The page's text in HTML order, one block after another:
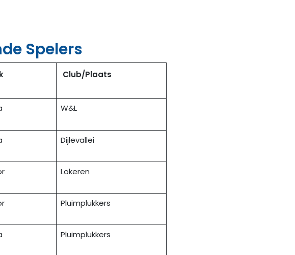
Spelers
Club/Plaats
W&L
Dijlevallei
Lokeren
Pluimplukkers
Pluimplukkers